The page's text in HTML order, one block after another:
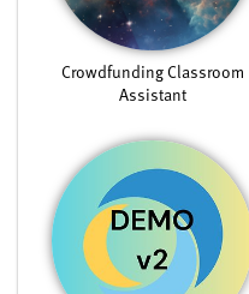
Crowdfunding Classroom
Assistant